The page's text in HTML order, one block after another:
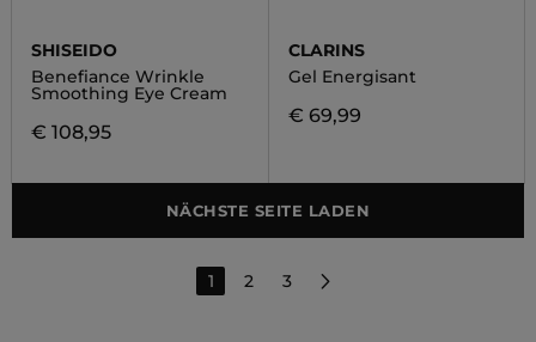
SHISEIDO
Benefiance Wrinkle
Smoothing Eye Cream
€ 108,95
CLARINS
Gel Energisant
€ 69,99
NÄCHSTE SEITE LADEN
1 2 3